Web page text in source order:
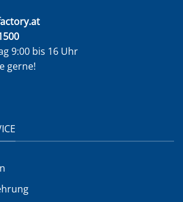
9:00 bis 16 Uhr
gerne!